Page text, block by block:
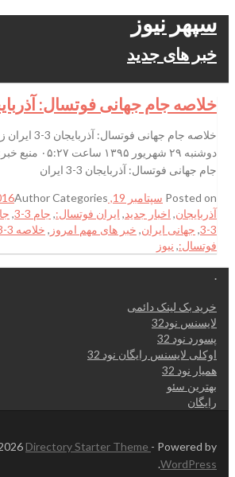
سپهر نیوز
خبر های جدید
خلاصه جام جهانی فوتسال: آذربایجان 3-3
خلاصه جام جهانی
دوشنبه ۲۹
جام جهانی فوتسال: آذربایجان 3-3 ایران
Posted on سپتامبر 19, 2016 AuthorCategories
آذربایجان, اخبار جدید, ایران فوتسال:, جام 3-3 ,
3-3
, جهانی ایران, خبر های مهم امروز , خلاصه 3-3
فوتسال:, نیوز
.
خرید بک لینک دائمی
لایسنس نود32
پسورد نود 32
اوکلی لایسنس رایگان نود 32
همیار نود 32
بهترین سئو
رایگان
Directory Starter Theme - Powered by
WordPress
.